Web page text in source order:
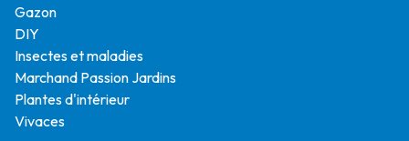
Gazon
DIY
Insectes et maladies
Marchand Passion Jardins
Plantes d'intérieur
Vivaces